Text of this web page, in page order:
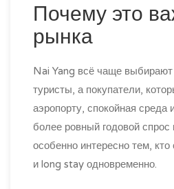
Почему это
рынка
Nai Yang всё чаще
туристы, а покупатели,
аэропорту, спокойная среда
более ровный годовой спрос
особенно интересно тем,
и long stay одновременно.